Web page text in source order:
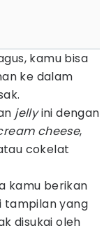
kamu bisa
ke dalam
jellyini dengan
cheese,
cokelat
kamu berikan
tampilan yang
disukai oleh